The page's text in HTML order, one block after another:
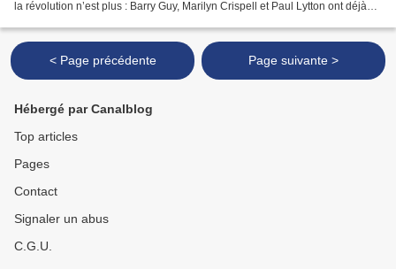
la révolution n’est plus : Barry Guy, Marilyn Crispell et Paul Lytton ont déjà
< Page précédente Page suivante >
Hébergé par Canalblog
Top articles
Pages
Contact
Signaler un abus
C.G.U.